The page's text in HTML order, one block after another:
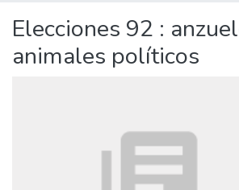
Elecciones 92 :
animales políticos